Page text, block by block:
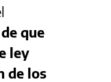
que
ley
de los